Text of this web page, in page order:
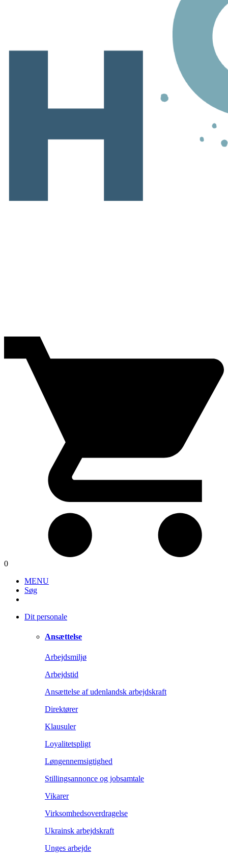
0
MENU
Søg
Dit personale
Ansættelse
Arbejdsmiljø
Arbejdstid
Ansættelse af udenlandsk arbejdskraft
Direktører
Klausuler
Loyalitetspligt
Løngennemsigtighed
Stillingsannonce og jobsamtale
Vikarer
Virksomhedsoverdragelse
Ukrainsk arbejdskraft
Unges arbejde